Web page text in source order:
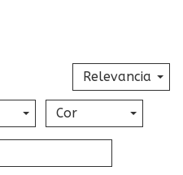
Cor
Relevancia